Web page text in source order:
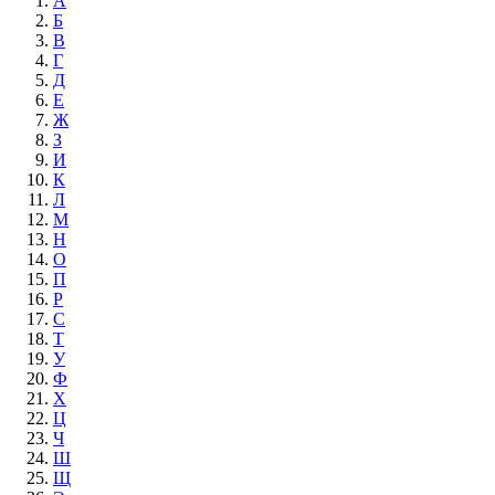
Б
В
Г
Д
Е
Ж
З
И
К
Л
М
Н
О
П
Р
С
Т
У
Ф
Х
Ц
Ч
Ш
Щ